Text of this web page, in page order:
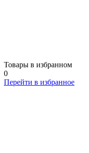
Товары в избранном
0
Перейти в избранное